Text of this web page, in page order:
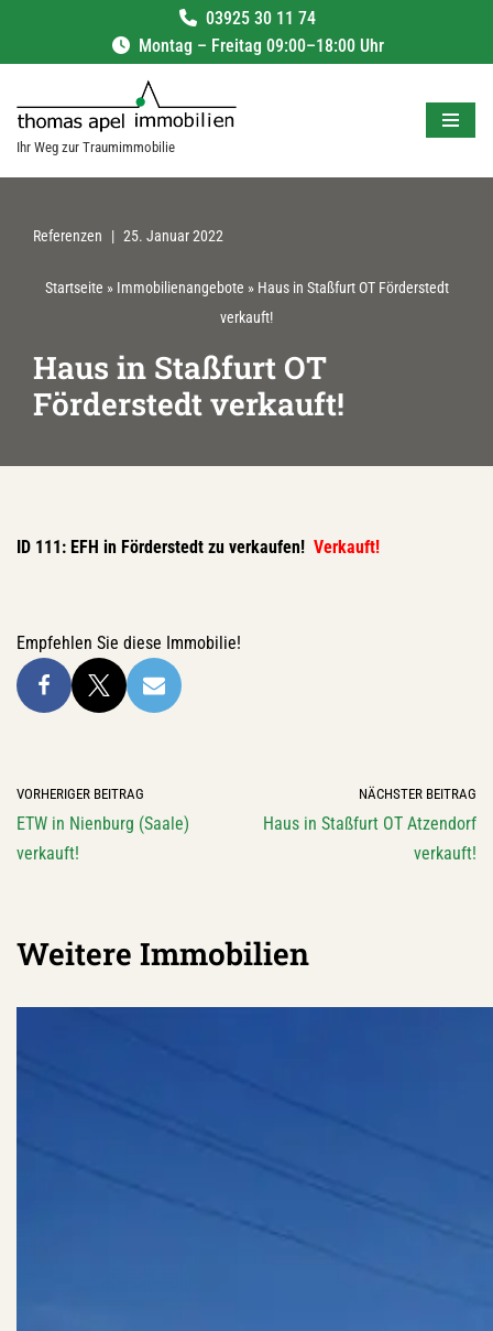
Zum
springen
03925 30 11 74
Montag – Freitag 09:00–18:00 Uhr
Ihr Weg zur Traumimmobilie
Referenzen 25. Januar 2022
Startseite » Immobilienangebote » Haus in Staßfurt OT Förderstedt
verkauft!
Haus in Staßfurt OT
Förderstedt verkauft!
ID 111: EFH in Förderstedt zu verkaufen! Verkauft!
Empfehlen Sie diese Immobilie!
VORHERIGER BEITRAG
ETW in Nienburg (Saale)
verkauft!
NÄCHSTER BEITRAG
Haus in Staßfurt OT Atzendorf
verkauft!
Weitere Immobilien